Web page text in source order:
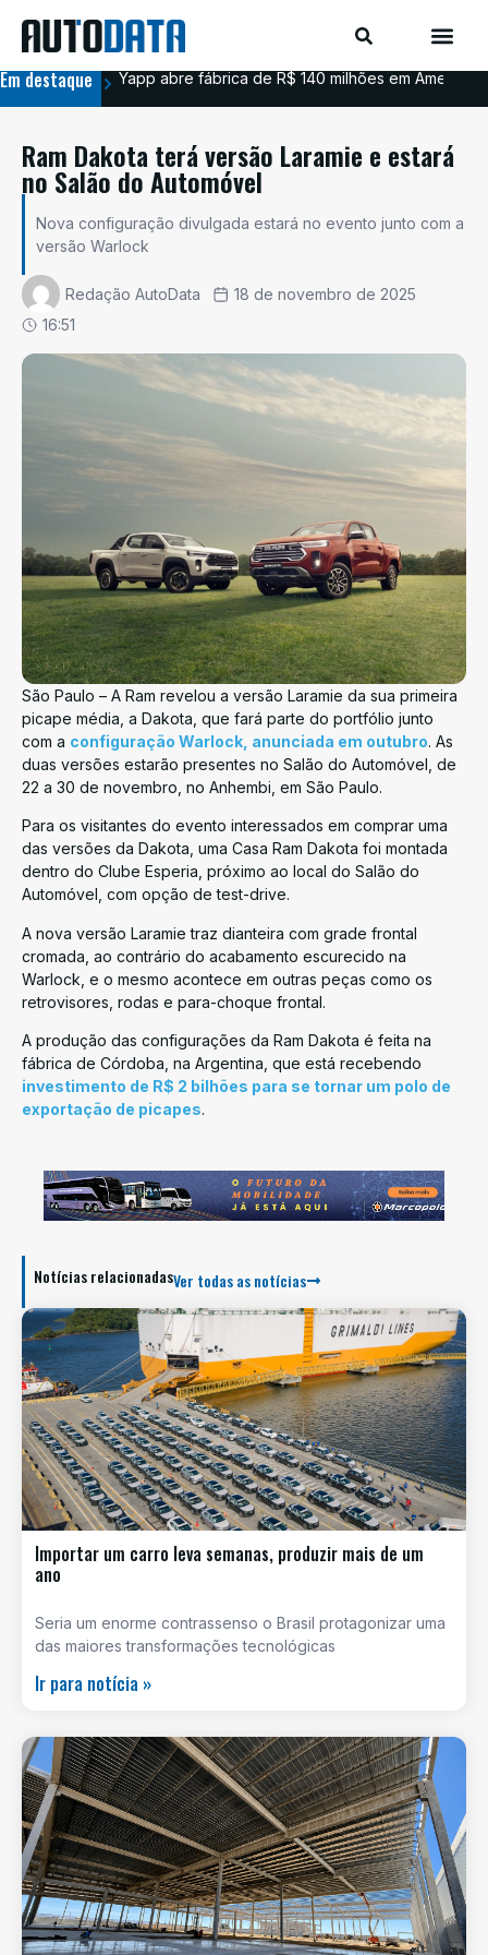
Em destaque Yapp abre fábrica de R$ 140 milhões em
Ram Dakota terá versão Laramie e estará
no Salão do Automóvel
Nova configuração divulgada estará no evento junto com a
versão Warlock
Redação AutoData
18 de novembro de 2025
16:51
São Paulo – A Ram revelou a versão Laramie da sua primeira
picape média, a Dakota, que fará parte do portfólio junto
com a configuração Warlock, anunciada em outubro. As
duas versões estarão presentes no Salão do Automóvel, de
22 a 30 de novembro, no Anhembi, em São Paulo.
Para os visitantes do evento interessados em comprar uma
das versões da Dakota, uma Casa Ram Dakota foi montada
dentro do Clube Esperia, próximo ao local do Salão do
Automóvel, com opção de test-drive.
A nova versão Laramie traz dianteira com grade frontal
cromada, ao contrário do acabamento escurecido na
Warlock, e o mesmo acontece em outras peças como os
retrovisores, rodas e para-choque frontal.
A produção das configurações da Ram Dakota é feita na
fábrica de Córdoba, na Argentina, que está recebendo
investimento de R$ 2 bilhões para se tornar um polo de
exportação de picapes.
Notícias relacionadasVer todas as notícias
Importar um carro leva semanas, produzir mais de um
ano
Seria um enorme contrassenso o Brasil protagonizar uma
das maiores transformações tecnológicas
Ir para notícia »